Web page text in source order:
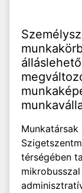
térségében